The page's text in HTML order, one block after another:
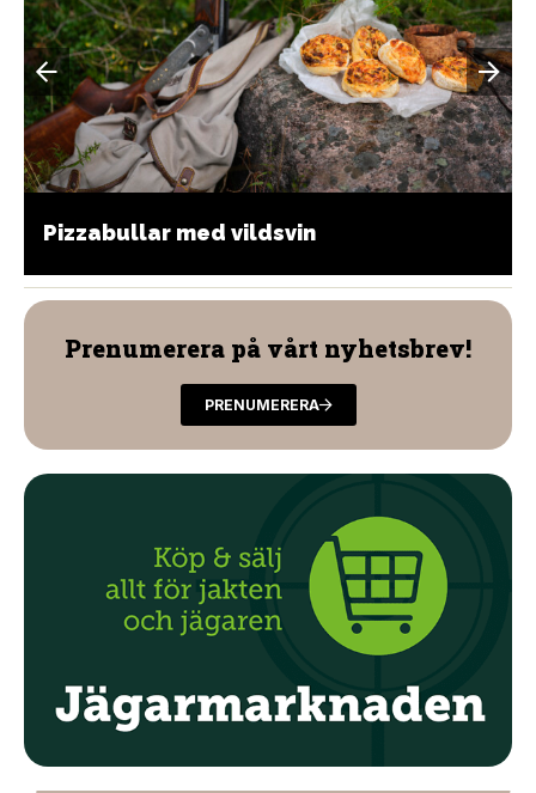
Pizzabullar med vildsvin
Prenumerera på vårt nyhetsbrev!
PRENUMERERA